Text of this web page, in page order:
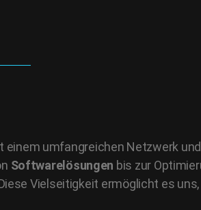
einem umfangreichen Netzwerk und
Softwarelösungen bis zur
Vielseitigkeit ermöglicht es uns,